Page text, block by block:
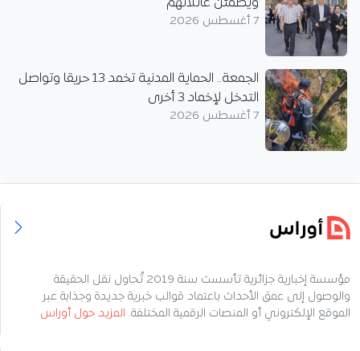
7 أغسطس 2026
الجمعة.. الحماية المدنية تخمد 13 حريقا وتواصل
التدخل لإخماد 3 أخرى
7 أغسطس 2026
مؤسسة إخبارية جزائرية تأسست سنة 2019 تُحاول نقل الحقيقة
والوصول إلى عمق الأحداث باعتماد قوالب خبرية جديدة وجذابة عبر
الموقع الإلكتروني أو المنصات الرقمية المختلفة. المزيد حول أوراس